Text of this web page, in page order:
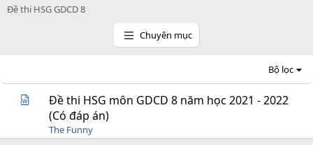
Đề thi HSG GDCD 8
Chuyên mục
Bộ lọc
Đề thi HSG môn GDCD 8 năm học 2021 - 2022
(Có đáp án)
The Funny